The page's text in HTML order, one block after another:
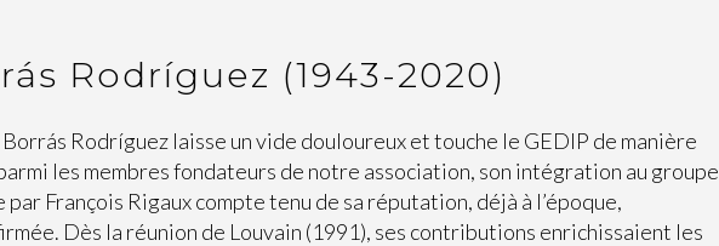
Rodríguez (1943-2020)
Rodríguez laisse un vide douloureux et touche le GEDIP de manière
les membres fondateurs de notre association, son intégration au groupe
François Rigaux compte tenu de sa réputation, déjà à l’époque,
Dès la réunion de Louvain (1991), ses contributions enrichissaient les